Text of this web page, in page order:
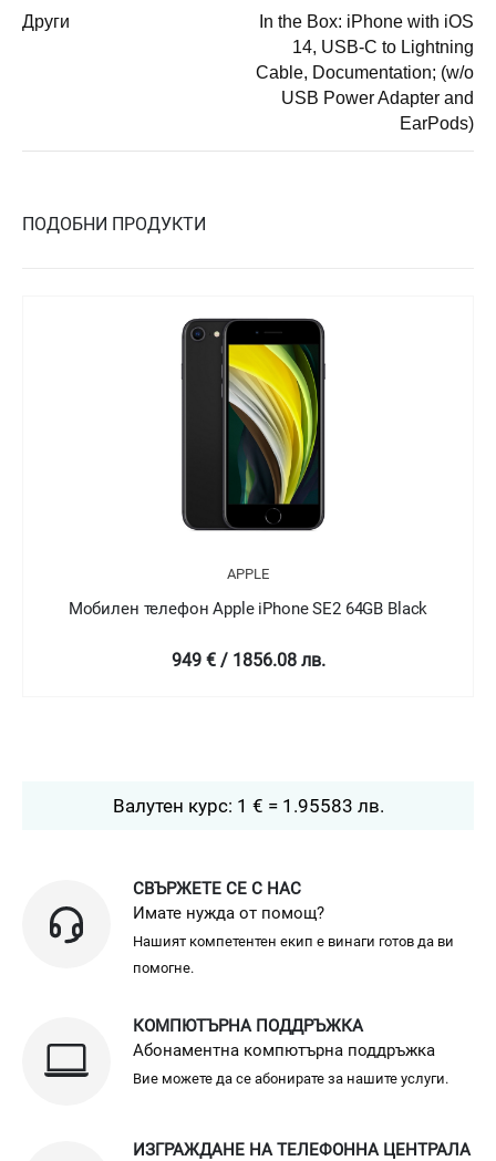
Други
In the Box: iPhone with iOS
14, USB-C to Lightning
Cable, Documentation; (w/o
USB Power Adapter and
EarPods)
ПОДОБНИ ПРОДУКТИ
APPLE
Мобилен телефон Apple iPhone SE2 64GB White
949 € / 1856.08 лв.
Валутен курс: 1 € = 1.95583 лв.
СВЪРЖЕТЕ СЕ С НАС
Имате нужда от помощ?
Нашият компетентен екип е винаги готов да ви
помогне.
КОМПЮТЪРНА ПОДДРЪЖКА
Абонаментна компютърна поддръжка
Вие можете да се абонирате за нашите услуги.
ИЗГРАЖДАНЕ НА ТЕЛЕФОННА ЦЕНТРАЛА